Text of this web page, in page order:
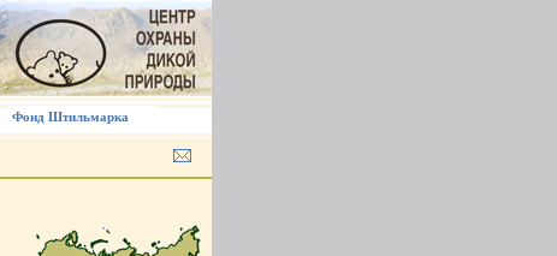
Фонд Штильмарка